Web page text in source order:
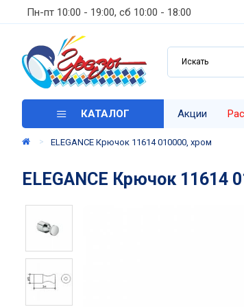
Пн-пт 10:00 - 19:00, сб 10:00 - 18:00
КАТАЛОГ Акции
ELEGANCE Крючок 11614 010000, хром
ELEGANCE Крючок 11614